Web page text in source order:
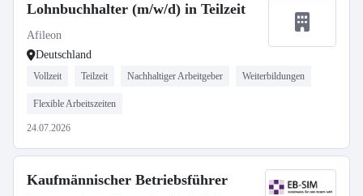
Lohnbuchhalter (m/w/d) in Teilzeit
Afileon
Deutschland
Vollzeit Teilzeit Nachhaltiger Arbeitgeber Weiterbildungen
Flexible Arbeitszeiten
24.07.2026
Kaufmännischer Betriebsführer